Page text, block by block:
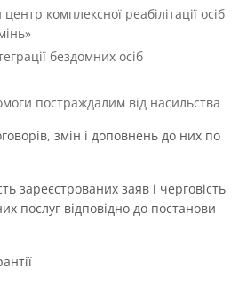
комплексної реабілітації осіб
бездомних осіб
постраждалим від насильства
змін і доповнень до них по
зареєстрованих заяв і черговість
послуг відповідно до постанови